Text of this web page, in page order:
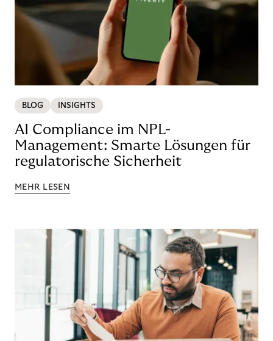
BLOG INSIGHTS
AI Compliance im NPL-
Management: Smarte Lösungen für
regulatorische Sicherheit
MEHR LESEN